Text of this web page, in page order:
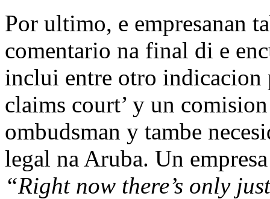
Por ultimo, e empresanan
comentario na final di e
inclui entre otro indicacion
claims court’ y un
ombudsman y tambe
legal na Aruba. Un
“Right now there’s only